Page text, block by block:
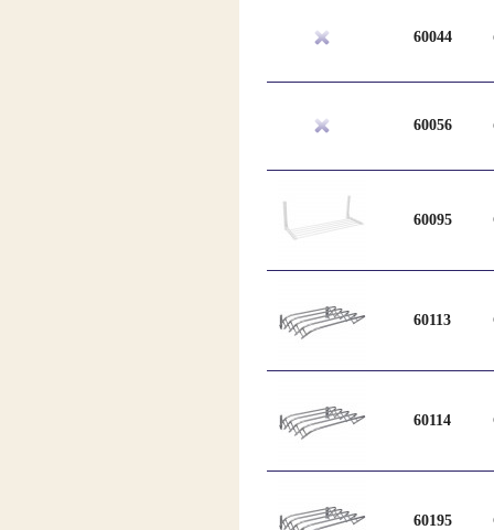
60044
60056
60095
60113
60114
60195